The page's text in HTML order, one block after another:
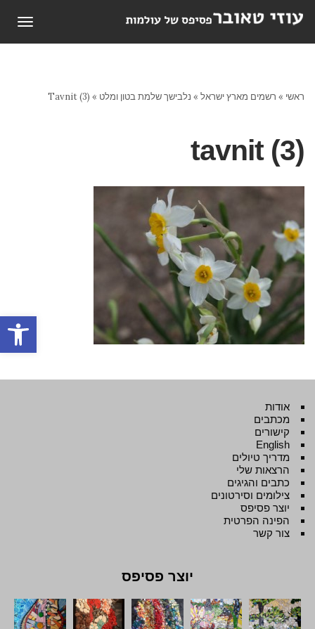
פתח
ראשי » רשמים מארץ ישראל » נלבישך שלמת בטון ומלט »
Tavnit (3)
tavnit (3)
אודות
מכתבים
קישורים
English
מדריך טיולים
הרצאות שלי
כתבים והגיגים
צילומים וסירטונים
יוצר פסיפס
הפינה הפרטית
צור קשר
יוצר פסיפס